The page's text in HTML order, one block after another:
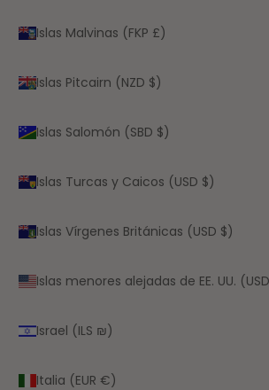
Islas Malvinas (FKP £)
Islas Pitcairn (NZD $)
Islas Salomón (SBD $)
Islas Turcas y Caicos (USD $)
Islas Vírgenes Británicas (USD $)
Islas menores alejadas de EE. UU.
Israel (ILS ₪)
Italia (EUR €)